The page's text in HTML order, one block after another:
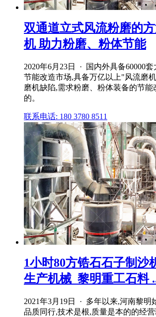
双通道立式风流粉磨的
机 助力粉磨、粉体节能
2020年6月23日 · 国内外具备60000
节能改造市场,具备万亿以上"风流磨
磨机缺陷,需求粉磨、粉体装备的节能
的。
联系电话: 180 3780 8511
1小时80方锆石石子制沙
生产机械_黎明重工石料
2021年3月19日 · 多年以来,河南黎明
品质同行,技术是根,质量是本的的经营